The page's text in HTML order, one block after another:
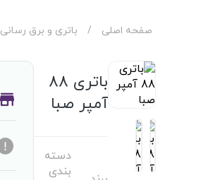
صفحه اصلی / باتری و برق رسانی
باتری 88
آمپر صبا
دسته
بندی